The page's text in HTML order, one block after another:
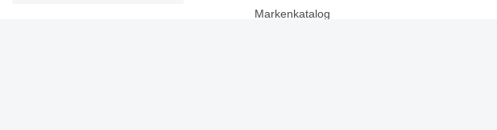
Markenkatalog